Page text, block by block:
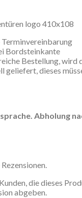
Bordsteinkante
Bestellung, wird
geliefert, dieses
Abholung
die dieses
abgeben.